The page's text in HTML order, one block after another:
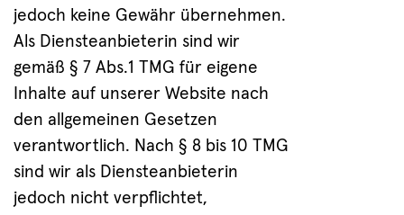
jedoch keine Gewähr übernehmen.
Als Diensteanbieterin sind wir
gemäß § 7 Abs.1 TMG für eigene
Inhalte auf unserer Website nach
den allgemeinen Gesetzen
verantwortlich. Nach § 8 bis 10 TMG
sind wir als Diensteanbieterin
jedoch nicht verpflichtet,